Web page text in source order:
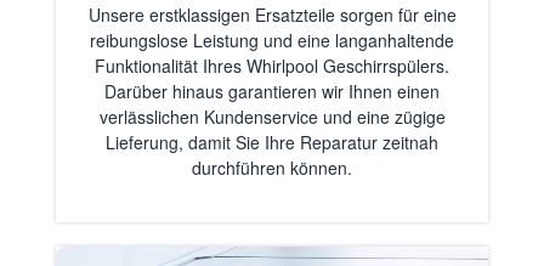
Unsere erstklassigen Ersatzteile sorgen für eine
reibungslose Leistung und eine langanhaltende
Funktionalität Ihres Whirlpool Geschirrspülers.
Darüber hinaus garantieren wir Ihnen einen
verlässlichen Kundenservice und eine zügige
Lieferung, damit Sie Ihre Reparatur zeitnah
durchführen können.